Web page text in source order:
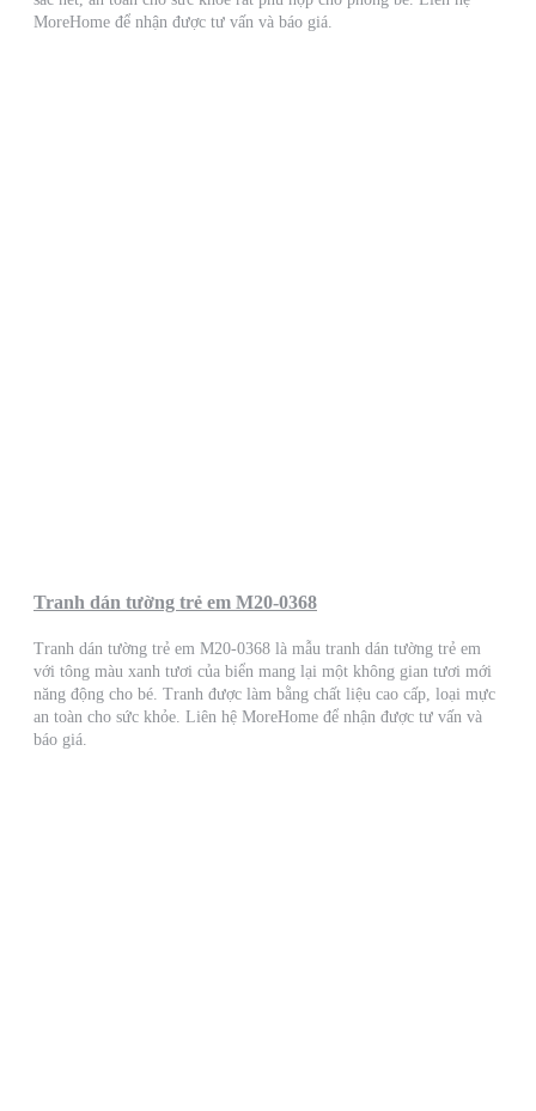
MoreHome để nhận được tư vấn và báo giá.
Tranh dán tường trẻ em M20-0368
Tranh dán tường trẻ em M20-0368 là mẫu tranh dán tường trẻ em
với tông màu xanh tươi của biển mang lại một không gian tươi mới
năng động cho bé. Tranh được làm bằng chất liệu cao cấp, loại mực
an toàn cho sức khỏe. Liên hệ MoreHome để nhận được tư vấn và
báo giá.